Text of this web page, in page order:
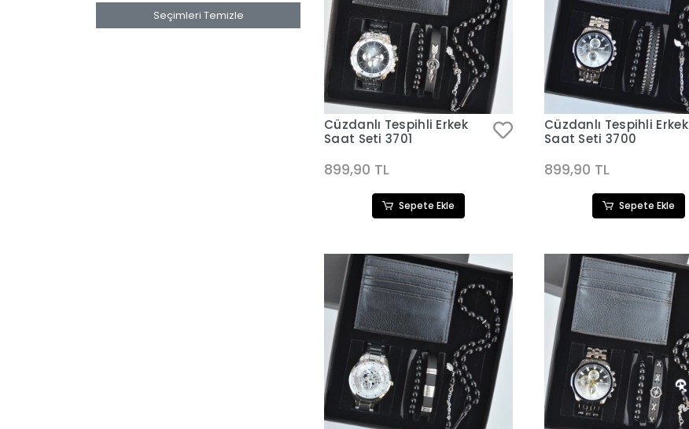
Seçimleri Temizle
Cüzdanlı Tespihli Erkek
Saat Seti 3701
899,90 TL
Sepete Ekle
Cüzdanlı Tespihli Erkek
Saat Seti 3700
899,90 TL
Sepete Ekle